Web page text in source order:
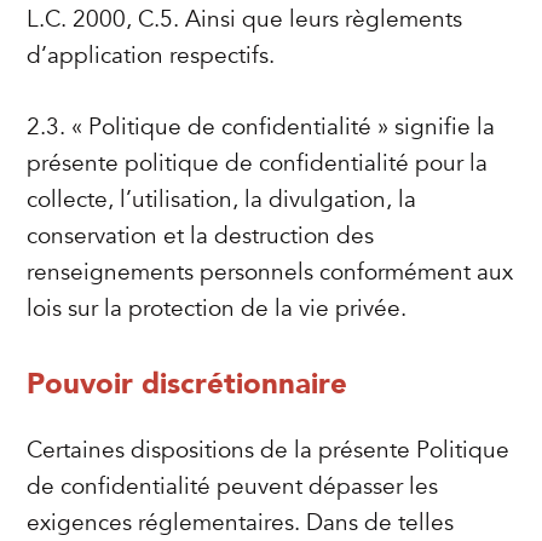
L.C. 2000, C.5. Ainsi que leurs règlements
d’application respectifs.
2.3. « Politique de confidentialité » signifie la
présente politique de confidentialité pour la
collecte, l’utilisation, la divulgation, la
conservation et la destruction des
renseignements personnels conformément aux
lois sur la protection de la vie privée.
Pouvoir discrétionnaire
Certaines dispositions de la présente Politique
de confidentialité peuvent dépasser les
exigences réglementaires. Dans de telles